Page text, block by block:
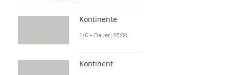
Kontinente
1/6 – Dauer: 05:00
Kontinent